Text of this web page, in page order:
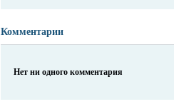
Комментарии
Нет ни одного комментария